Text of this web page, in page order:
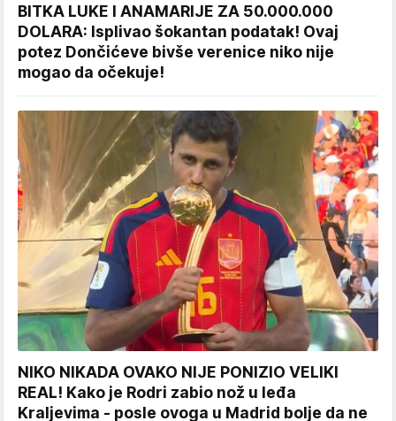
BITKA LUKE I ANAMARIJE ZA 50.000.000
DOLARA: Isplivao šokantan podatak! Ovaj
potez Dončićeve bivše verenice niko nije
mogao da očekuje!
NIKO NIKADA OVAKO NIJE PONIZIO VELIKI
REAL! Kako je Rodri zabio nož u leđa
Kraljevima - posle ovoga u Madrid bolje da ne